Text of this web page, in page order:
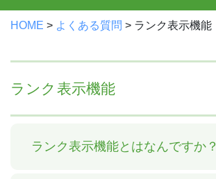
HOME > よくある質問 > ランク表示機能
ランク表示機能
ランク表示機能とはなんですか？